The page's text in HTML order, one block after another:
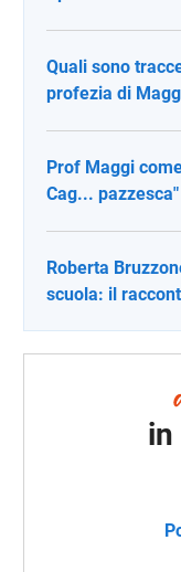
Quali sono
profezia di
Prof Maggi
Cag... pazzesca"
Roberta
scuola: il
in